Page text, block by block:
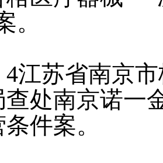
。
苏省南京市
查处南京诺一
件案。